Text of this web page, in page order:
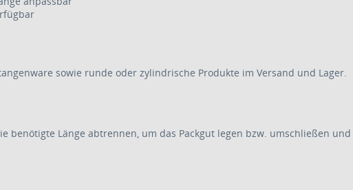
sowie runde oder zylindrische Produkte im Versand und Lager.
benötigte Länge abtrennen, um das Packgut legen bzw. umschließen